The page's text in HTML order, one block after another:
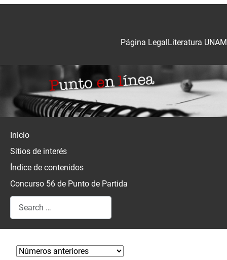
Literatura UNAM
Página Legal
Inicio
Sitios de interés
Índice de contenidos
Concurso 56 de Punto de Partida
Search